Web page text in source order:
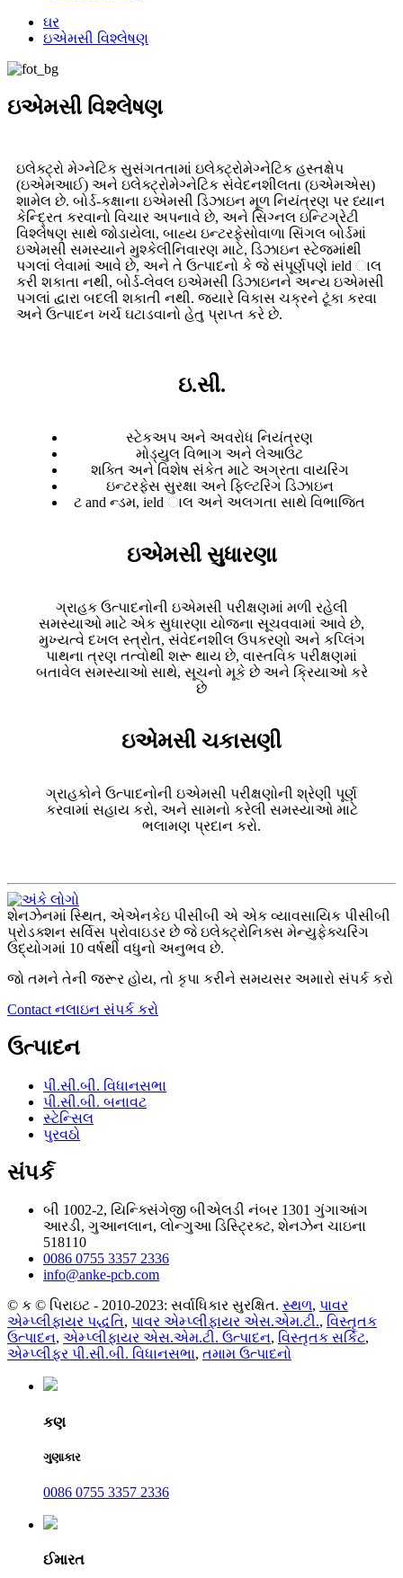
ઘર
ઇએમસી વિશ્લેષણ
ઇએમસી વિશ્લેષણ
ઇલેક્ટ્રો મેગ્નેટિક સુસંગતતામાં ઇલેક્ટ્રોમેગ્નેટિક હસ્તક્ષેપ
(ઇએમઆઈ) અને ઇલેક્ટ્રોમેગ્નેટિક સંવેદનશીલતા (ઇએમએસ)
શામેલ છે. બોર્ડ-કક્ષાના ઇએમસી ડિઝાઇન મૂળ નિયંત્રણ પર ધ્યાન
કેન્દ્રિત કરવાનો વિચાર અપનાવે છે, અને સિગ્નલ ઇન્ટિગ્રેટી
વિશ્લેષણ સાથે જોડાયેલા, બાહ્ય ઇન્ટરફેસોવાળા સિંગલ બોર્ડમાં
ઇએમસી સમસ્યાને મુશ્કેલીનિવારણ માટે, ડિઝાઇન સ્ટેજમાંથી
પગલાં લેવામાં આવે છે, અને તે ઉત્પાદનો કે જે સંપૂર્ણપણે ield ાલ
કરી શકાતા નથી, બોર્ડ-લેવલ ઇએમસી ડિઝાઇનને અન્ય ઇએમસી
પગલાં દ્વારા બદલી શકાતી નથી. જ્યારે વિકાસ ચક્રને ટૂંકા કરવા
અને ઉત્પાદન ખર્ચ ઘટાડવાનો હેતુ પ્રાપ્ત કરે છે.
ઇ.સી.
સ્ટેકઅપ અને અવરોધ નિયંત્રણ
મોડ્યુલ વિભાગ અને લેઆઉટ
શક્તિ અને વિશેષ સંકેત માટે અગ્રતા વાયરિંગ
ઇન્ટરફેસ સુરક્ષા અને ફિલ્ટરિંગ ડિઝાઇન
ટ and ન્ડમ, ield ાલ અને અલગતા સાથે વિભાજિત
ઇએમસી સુધારણા
ગ્રાહક ઉત્પાદનોની ઇએમસી પરીક્ષણમાં મળી રહેલી
સમસ્યાઓ માટે એક સુધારણા યોજના સૂચવવામાં આવે છે,
મુખ્યત્વે દખલ સ્ત્રોત, સંવેદનશીલ ઉપકરણો અને કપ્લિંગ
પાથના ત્રણ તત્વોથી શરૂ થાય છે, વાસ્તવિક પરીક્ષણમાં
બતાવેલ સમસ્યાઓ સાથે, સૂચનો મૂકે છે અને ક્રિયાઓ કરે
છે
ઇએમસી ચકાસણી
ગ્રાહકોને ઉત્પાદનોની ઇએમસી પરીક્ષણોની શ્રેણી પૂર્ણ
કરવામાં સહાય કરો, અને સામનો કરેલી સમસ્યાઓ માટે
ભલામણ પ્રદાન કરો.
શેનઝેનમાં સ્થિત, એએનકેઇ પીસીબી એ એક વ્યાવસાયિક પીસીબી
પ્રોડક્શન સર્વિસ પ્રોવાઇડર છે જે ઇલેક્ટ્રોનિક્સ મેન્યુફેક્ચરિંગ
ઉદ્યોગમાં 10 વર્ષથી વધુનો અનુભવ છે.
જો તમને તેની જરૂર હોય, તો કૃપા કરીને સમયસર અમારો સંપર્ક કરો
Contact નલાઇન સંપર્ક કરો
ઉત્પાદન
પી.સી.બી. વિધાનસભા
પી.સી.બી. બનાવટ
સ્ટેન્સિલ
પુરવઠો
સંપર્ક
બી 1002-2, યિન્ક્સિંગેજી બીએલડી નંબર 1301 ગુંગાઆંગ
આરડી, ગુઆનલાન, લોન્ગુઆ ડિસ્ટ્રિક્ટ, શેનઝેન ચાઇના
518110
0086 0755 3357 2336
info@anke-pcb.com
© ક © પિરાઇટ - 2010-2023: સર્વાધિકાર સુરક્ષિત. સ્થળ, પાવર
એમ્પ્લીફાયર પદ્ધતિ, પાવર એમ્પ્લીફાયર એસ.એમ.ટી., વિસ્તૃતક
ઉત્પાદન, એમ્પ્લીફાયર એસ.એમ.ટી. ઉત્પાદન, વિસ્તૃતક સર્કિટ,
એમ્પ્લીફર પી.સી.બી. વિધાનસભા, તમામ ઉત્પાદનો
કણ
ગુણાકાર
0086 0755 3357 2336
ઈમારત